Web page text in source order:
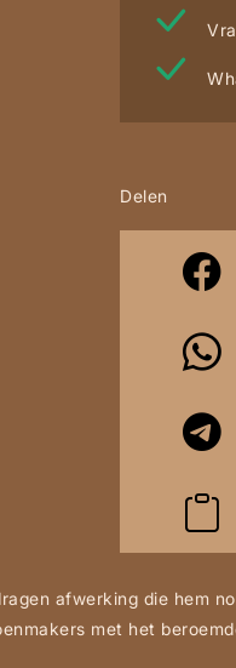
Delen
afwerking die hem
met het